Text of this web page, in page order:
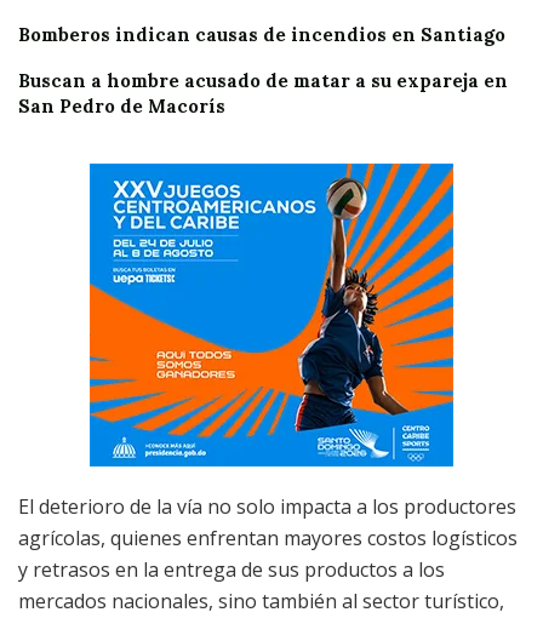
Bomberos indican causas de incendios en Santiago
Buscan a hombre acusado de matar a su expareja en
San Pedro de Macorís
El deterioro de la vía no solo impacta a los productores
agrícolas, quienes enfrentan mayores costos logísticos
y retrasos en la entrega de sus productos a los
mercados nacionales, sino también al sector turístico,